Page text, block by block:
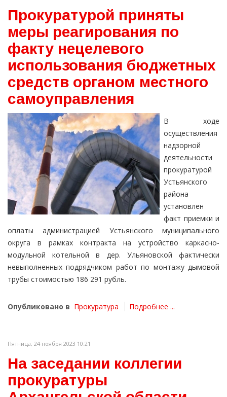
Прокуратурой приняты
меры реагирования по
факту нецелевого
использования бюджетных
средств органом местного
самоуправления
В ходе
осуществления
надзорной
деятельности
прокуратурой
Устьянского
района
установлен
факт приемки и
оплаты администрацией Устьянского муниципального
округа в рамках контракта на устройство каркасно-
модульной котельной в дер. Ульяновской фактически
невыполненных подрядчиком работ по монтажу дымовой
трубы стоимостью 186 291 рубль.
Опубликовано в Прокуратура Подробнее ...
Пятница, 24 ноября 2023 10:21
На заседании коллегии
прокуратуры